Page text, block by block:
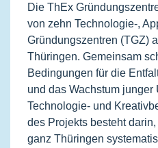
Die ThEx
von zehn Technologie-,
Gründungszentren (TGZ)
Thüringen. Gemeinsam
Bedingungen für die
und das Wachstum junger
Technologie- und
des Projekts besteht
ganz Thüringen